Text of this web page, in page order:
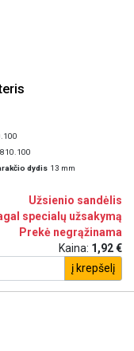
dydis 13 mm
Užsienio sandėlis
specialų užsakymą
Prekė negrąžinama
Kaina: 1,92 €
į krepšelį